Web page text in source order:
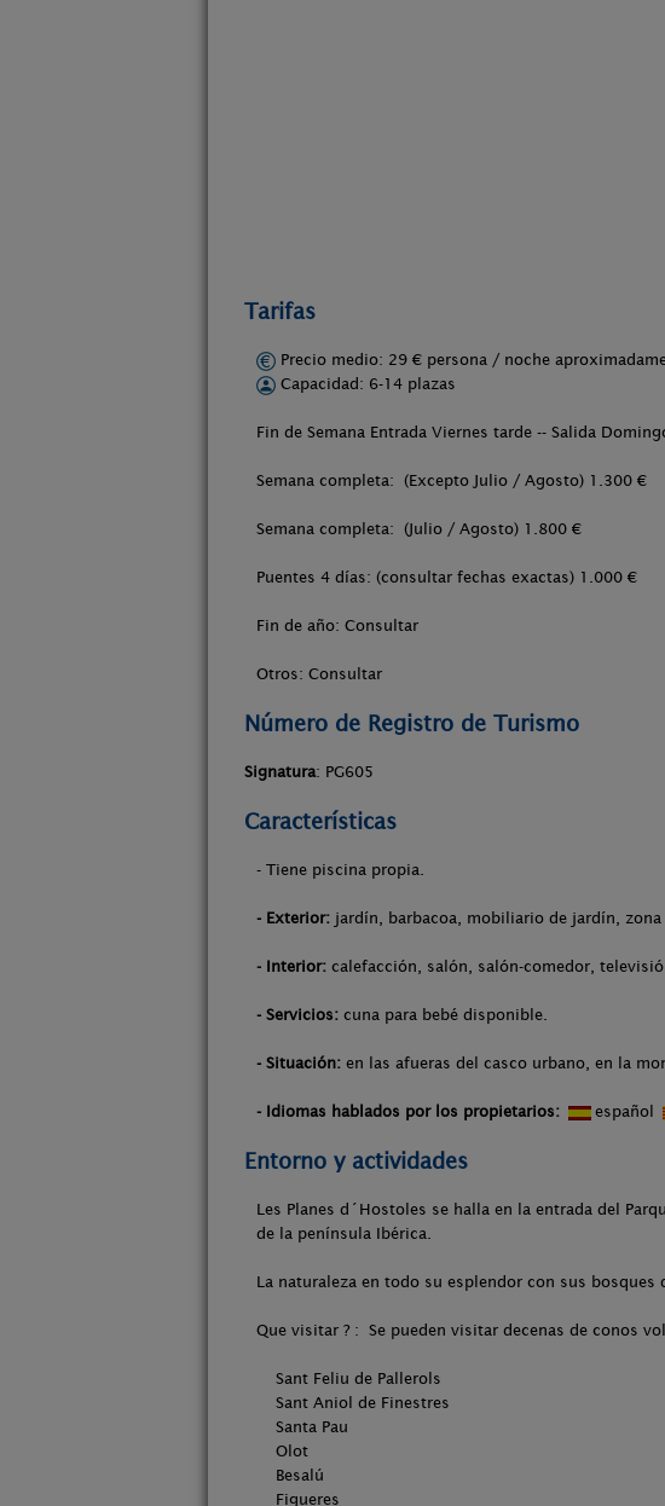
Tarifas
Precio medio: 29 € persona / noche
Capacidad: 6-14 plazas
Fin de Semana Entrada Viernes tarde -- Salida
Semana completa: (Excepto Julio / Agosto) 1.300 €
Semana completa: (Julio / Agosto) 1.800 €
Puentes 4 días: (consultar fechas exactas) 1.000 €
Fin de año: Consultar
Otros: Consultar
Número de Registro de Turismo
Signatura: PG605
Características
- Tiene piscina propia.
- Exterior: jardín, barbacoa, mobiliario de jardín, zona
- Interior: calefacción, salón, salón-comedor,
- Servicios: cuna para bebé disponible.
- Situación: en las afueras del casco urbano, en la
- Idiomas hablados por los propietarios: español
Entorno y actividades
Les Planes d´Hostoles se halla en la entrada del
de la península Ibérica.
La naturaleza en todo su esplendor con sus
Que visitar ? : Se pueden visitar decenas de conos
Sant Feliu de Pallerols
Sant Aniol de Finestres
Santa Pau
Olot
Besalú
Figueres